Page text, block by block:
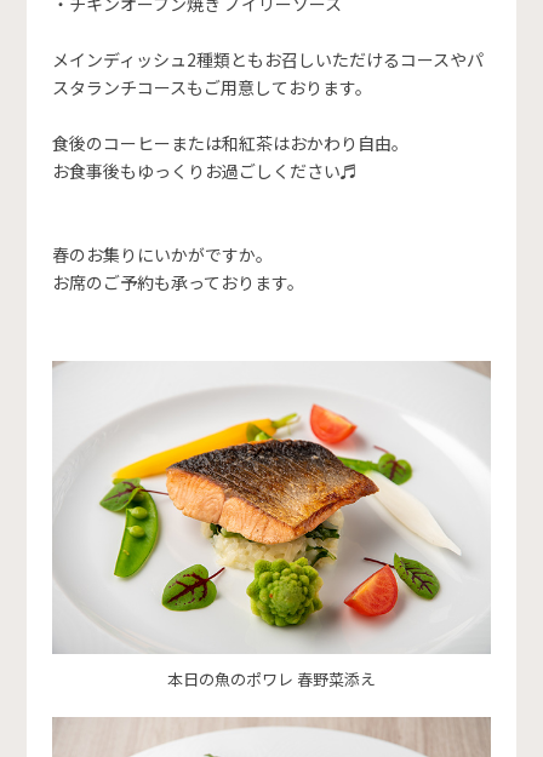
メインディッシュ2種類ともお召しいただけるコースやパ
スタランチコースもご用意しております。
食後のコーヒーまたは和紅茶はおかわり自由。
お食事後もゆっくりお過ごしください♬
春のお集りにいかがですか。
お席のご予約も承っております。
本日の魚のポワレ 春野菜添え